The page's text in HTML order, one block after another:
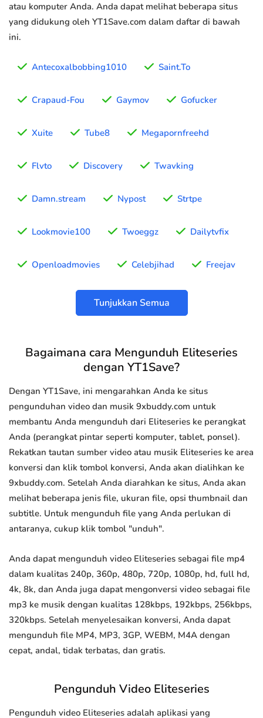
atau komputer Anda. Anda dapat melihat beberapa situs
yang didukung oleh YT1Save.com dalam daftar di bawah
ini.
Antecoxalbobbing1010 Saint.To
Crapaud-Fou Gaymov Gofucker
Xuite Tube8 Megapornfreehd
Flvto Discovery Twavking
Damn.stream Nypost Strtpe
Lookmovie100 Twoeggz Dailytvfix
Openloadmovies Celebjihad Freejav
Tunjukkan Semua
Bagaimana cara Mengunduh Eliteseries
dengan YT1Save?
Dengan YT1Save, ini mengarahkan Anda ke situs
pengunduhan video dan musik 9xbuddy.com untuk
membantu Anda mengunduh dari Eliteseries ke perangkat
Anda (perangkat pintar seperti komputer, tablet, ponsel).
Rekatkan tautan sumber video atau musik Eliteseries ke area
konversi dan klik tombol konversi, Anda akan dialihkan ke
9xbuddy.com. Setelah Anda diarahkan ke situs, Anda akan
melihat beberapa jenis file, ukuran file, opsi thumbnail dan
subtitle. Untuk mengunduh file yang Anda perlukan di
antaranya, cukup klik tombol "unduh".
Anda dapat mengunduh video Eliteseries sebagai file mp4
dalam kualitas 240p, 360p, 480p, 720p, 1080p, hd, full hd,
4k, 8k, dan Anda juga dapat mengonversi video sebagai file
mp3 ke musik dengan kualitas 128kbps, 192kbps, 256kbps,
320kbps. Setelah menyelesaikan konversi, Anda dapat
mengunduh file MP4, MP3, 3GP, WEBM, M4A dengan
cepat, andal, tidak terbatas, dan gratis.
Pengunduh Video Eliteseries
Pengunduh video Eliteseries adalah aplikasi yang